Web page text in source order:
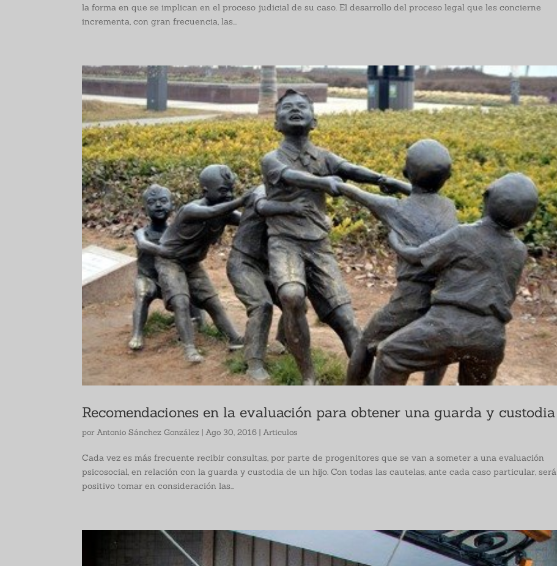
la forma en que se implican en el proceso judicial de su caso. El desarrollo del proceso legal que les concierne
incrementa, con gran frecuencia, las...
Recomendaciones en la evaluación para obtener una guarda y custodia
porAntonio Sánchez González |Ago 30, 2016 |Articulos
Cada vez es más frecuente recibir consultas, por parte de progenitores que se van a someter a una evaluación
psicosocial, en relación con la guarda y custodia de un hijo. Con todas las cautelas, ante cada caso particular, será
positivo tomar en consideración las...